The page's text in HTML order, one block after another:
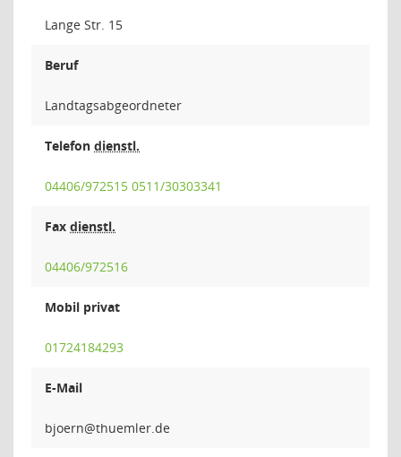
Lange Str. 15
Beruf
Landtagsabgeordneter
Telefon dienstl.
04406/972515 0511/30303341
Fax dienstl.
04406/972516
Mobil privat
01724184293
E-Mail
nre